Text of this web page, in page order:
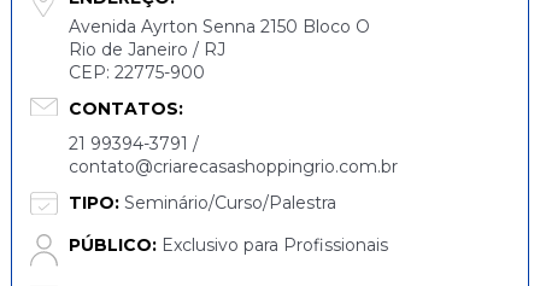
Avenida Ayrton Senna 2150 Bloco O
Rio de Janeiro / RJ
CEP: 22775-900
CONTATOS:
21 99394-3791 /
contato@criarecasashoppingrio.com.br
TIPO:Seminário/Curso/Palestra
PÚBLICO:Exclusivo para Profissionais